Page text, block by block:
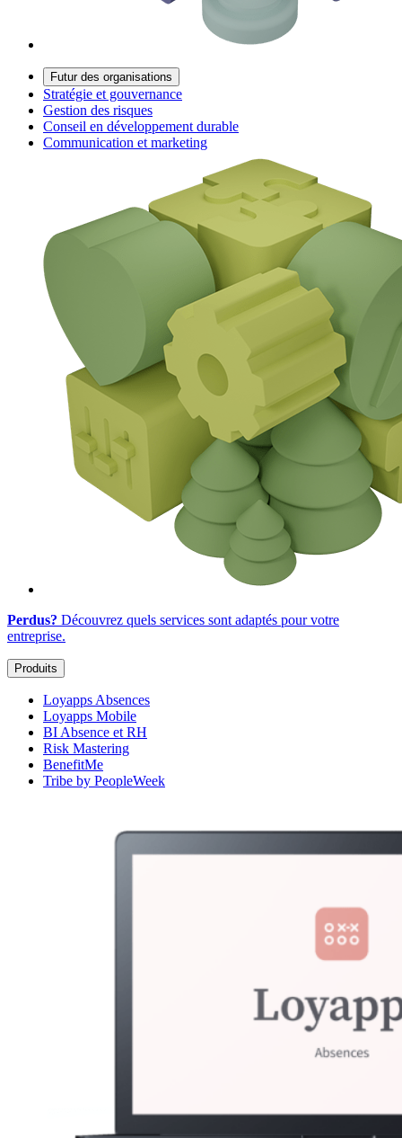
Futur des organisations
Stratégie et gouvernance
Gestion des risques
Conseil en développement durable
Communication et marketing
Perdus? Découvrez quels services sont adaptés pour votre
entreprise.
Produits
Loyapps Absences
Loyapps Mobile
BI Absence et RH
Risk Mastering
BenefitMe
Tribe by PeopleWeek